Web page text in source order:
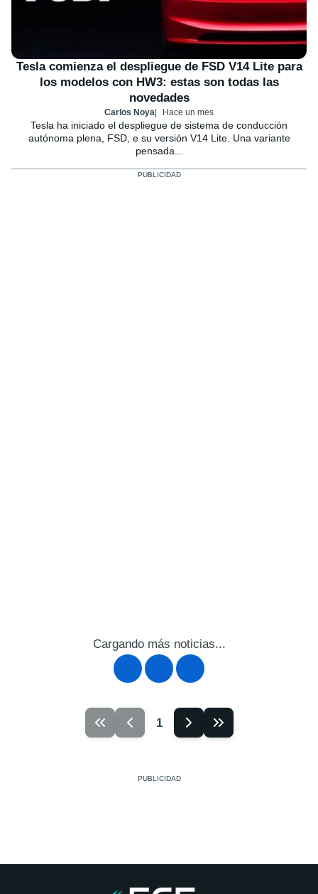
Tesla comienza el despliegue de FSD V14 Lite para
los modelos con HW3: estas son todas las
novedades
Carlos Noya Hace un mes
Tesla ha iniciado el despliegue de sistema de conducción
autónoma plena, FSD, e su versión V14 Lite. Una variante
pensada...
Cargando más noticias...
1